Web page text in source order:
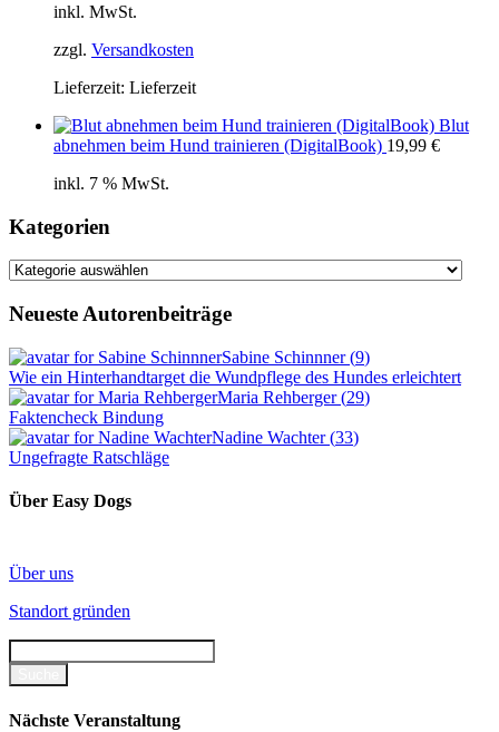
inkl. MwSt.
zzgl. Versandkosten
Lieferzeit: Lieferzeit
Blut
abnehmen beim Hund trainieren (DigitalBook) 19,99 €
inkl. 7 % MwSt.
Kategorien
Kategorien
Neueste Autorenbeiträge
Sabine Schinnner(9)
Wie ein Hinterhandtarget die Wundpflege des Hundes erleichtert
Maria Rehberger(29)
Faktencheck Bindung
Nadine Wachter(33)
Ungefragte Ratschläge
Über Easy Dogs
Über uns
Standort gründen
Nächste Veranstaltung